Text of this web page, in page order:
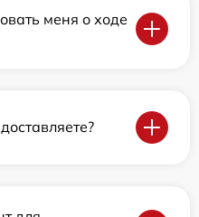
меня о ходе